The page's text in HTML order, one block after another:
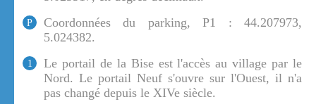
P
Coordonnées du parking, P1 : 44.207973,
5.024382.
1
Le portail de la Bise est l'accès au village par le
Nord. Le portail Neuf s'ouvre sur l'Ouest, il n'a
pas changé depuis le XIVe siècle.